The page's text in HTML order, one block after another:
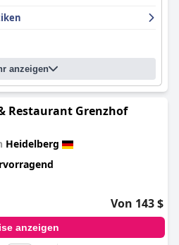
anzeigen
Restaurant Grenzhof
Heidelberg
Von 143 $
anzeigen